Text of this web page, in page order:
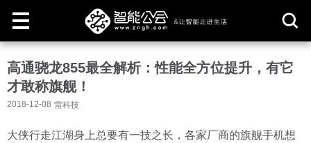
高通骁龙855最全解析：性能全方位提升，有它
才敢称旗舰！
2018-12-08 雷科技
大侠行走江湖身上总要有一技之长，各家厂商的旗舰手机想